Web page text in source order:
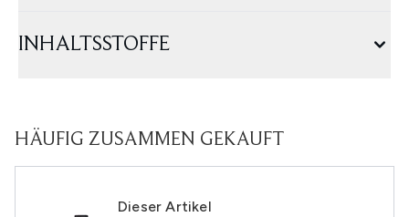
INHALTSSTOFFE
HÄUFIG ZUSAMMEN GEKAUFT
Dieser Artikel